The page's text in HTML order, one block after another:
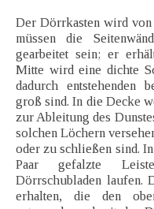
Der Dörrkasten wird
müssen die
gearbeitet sein; er
Mitte wird eine dichte
dadurch entstehenden
groß sind. In die Decke
zur Ableitung des
solchen Löchern
oder zu schließen sind.
Paar gefalzte
Dörrschubladen laufen.
erhalten, die den